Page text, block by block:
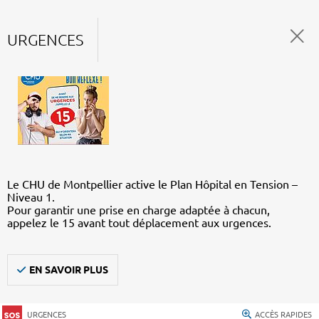
URGENCES
Le CHU de Montpellier active le Plan Hôpital en Tension –
Niveau 1.
Pour garantir une prise en charge adaptée à chacun,
appelez le 15 avant tout déplacement aux urgences.
EN SAVOIR PLUS
URGENCES ACCÈS RAPIDES